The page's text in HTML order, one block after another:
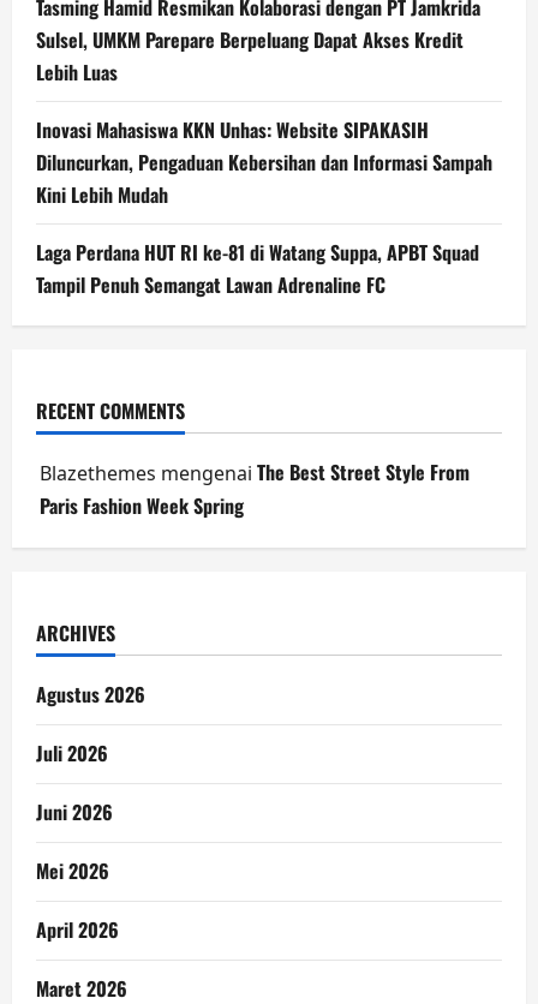
Tasming Hamid Resmikan Kolaborasi dengan PT Jamkrida
Sulsel, UMKM Parepare Berpeluang Dapat Akses Kredit
Lebih Luas
Inovasi Mahasiswa KKN Unhas: Website SIPAKASIH
Diluncurkan, Pengaduan Kebersihan dan Informasi Sampah
Kini Lebih Mudah
Laga Perdana HUT RI ke-81 di Watang Suppa, APBT Squad
Tampil Penuh Semangat Lawan Adrenaline FC
RECENT COMMENTS
Blazethemes mengenai The Best Street Style From
Paris Fashion Week Spring
ARCHIVES
Agustus 2026
Juli 2026
Juni 2026
Mei 2026
April 2026
Maret 2026